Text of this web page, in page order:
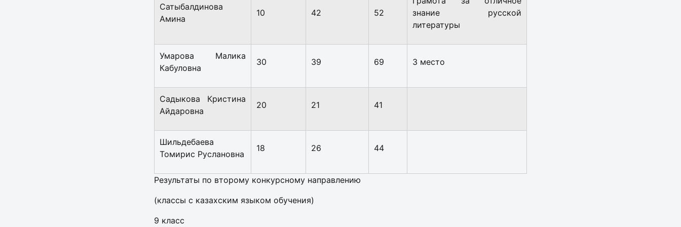
Сатыбалдинова
Амина
10 42 52
знание русской
литературы
Умарова Малика
Кабуловна
30 39 69 3 место
Садыкова Кристина
Айдаровна
20 21 41
Шильдебаева
Томирис Руслановна
18 26 44
Результаты по второму конкурсному направлению
(классы с казахским языком обучения)
9 класс